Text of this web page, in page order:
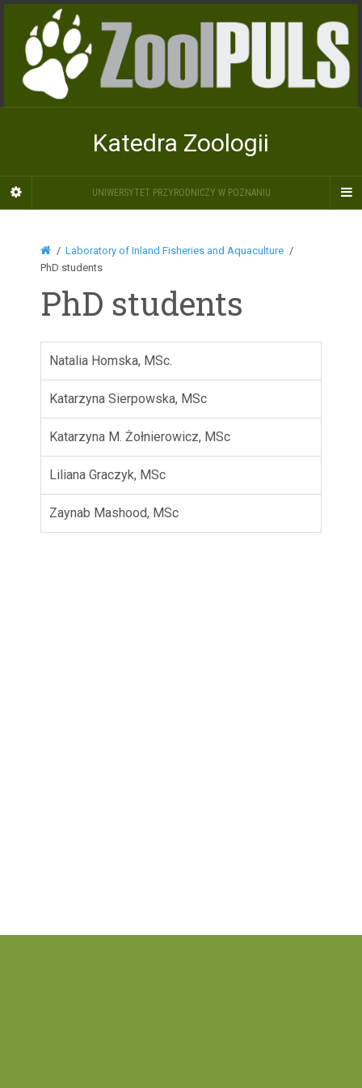
Katedra Zoologii
UNIWERSYTET PRZYRODNICZY W POZNANIU
Laboratory of Inland Fisheries and Aquaculture
PhD students
PhD students
Natalia Homska, MSc.
Katarzyna Sierpowska, MSc
Katarzyna M. Żołnierowicz, MSc
Liliana Graczyk, MSc
Zaynab Mashood, MSc